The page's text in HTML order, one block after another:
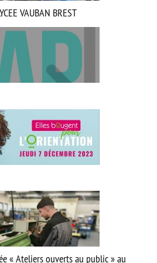
l’aéronautique
la Mer
VAUBAN BREST
« Ateliers ouverts au public » au